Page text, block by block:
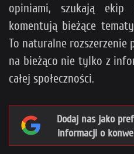
opiniami, szukają
komentują bieżące
To naturalne
na bieżąco nie tylko z
całej społeczności.
Dodaj nas jako
informacji o